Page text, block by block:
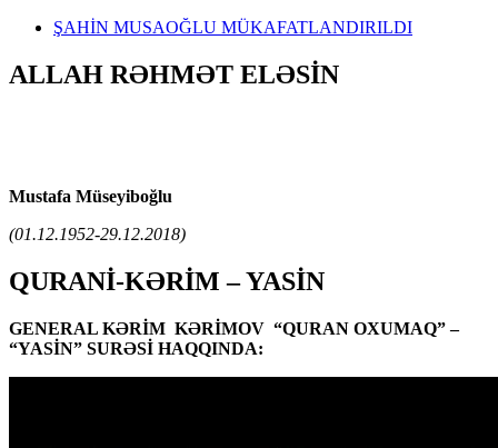
ŞAHİN MUSAOĞLU MÜKAFATLANDIRILDI
ALLAH RƏHMƏT ELƏSİN
Mustafa Müseyiboğlu
(01.12.1952-29.12.2018)
QURANİ-KƏRİM – YASİN
GENERAL KƏRİM KƏRİMOV “QURAN OXUMAQ” –
“YASİN” SURƏSİ HAQQINDA: